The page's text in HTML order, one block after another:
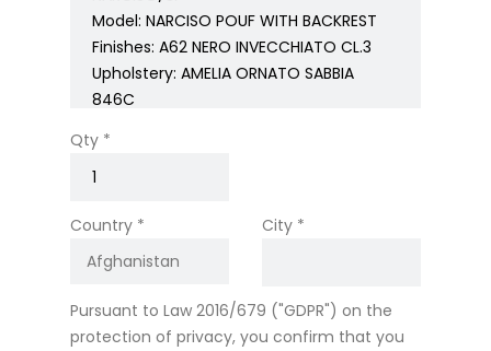
Qty *
Country * City *
Pursuant to Law 2016/679 ("GDPR") on the
protection of privacy, you confirm that you